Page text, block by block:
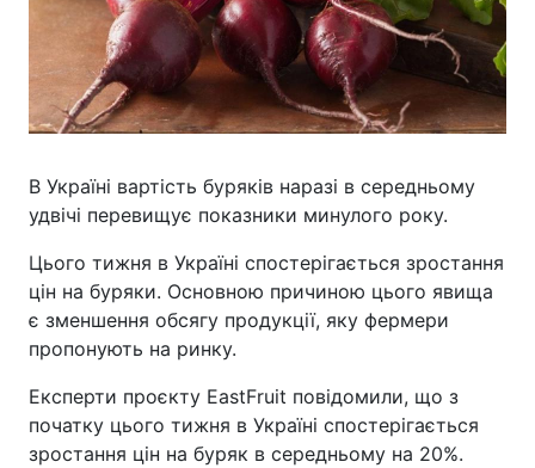
В Україні вартість буряків наразі в середньому
удвічі перевищує показники минулого року.
Цього тижня в Україні спостерігається зростання
цін на буряки. Основною причиною цього явища
є зменшення обсягу продукції, яку фермери
пропонують на ринку.
Експерти проєкту EastFruit повідомили, що з
початку цього тижня в Україні спостерігається
зростання цін на буряк в середньому на 20%.